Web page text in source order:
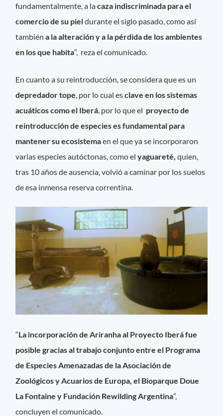
fundamentalmente, a lacaza indiscriminada para el
comercio de su pieldurante el siglo pasado, como así
tambiéna la alteración y a la pérdida de los ambientes
en los que habita”, reza el comunicado.
En cuanto a su reintroducción, se considera que es un
depredador tope, por lo cual esclave en los sistemas
acuáticos como el Iberá, por lo que el proyecto de
reintroducción de especies es fundamental para
mantener su ecosistemaen el que ya se incorporaron
varias especies autóctonas, como elyaguareté, quien,
tras 10 años de ausencia, volvió a caminar por los suelos
de esa inmensa reserva correntina.
“La incorporación de Ariranha al Proyecto Iberá fue
posible gracias al trabajo conjunto entre el Programa
de Especies Amenazadas de la Asociación de
Zoológicos y Acuarios de Europa, el Bioparque Doue
La Fontaine y Fundación Rewilding Argentina”,
concluyen el comunicado.